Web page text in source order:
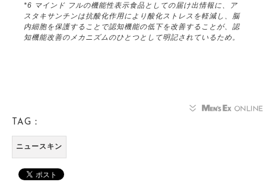
*6 マインド フルの機能性表示食品としての届け出情報に、ア
スタキサンチンは抗酸化作用により酸化ストレスを軽減し、脳
内細胞を保護することで認知機能の低下を改善することが、認
知機能改善のメカニズムのひとつとして明記されているため。
TAG：
ニュースキン